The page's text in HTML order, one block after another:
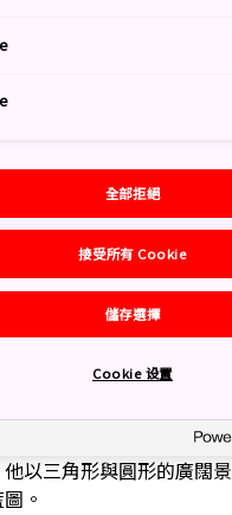
頂能欣賞到石階山與玻璃金字
園策展人宮井和美女士
一目瞭然野口勇將整座公
以三角形與圓形的廣闊
。
全部拒絕
接受所有 Cookie
儲存選擇
Cookie 设置